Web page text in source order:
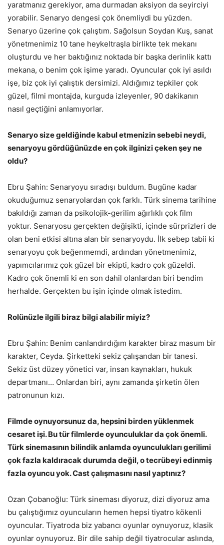
yaratmanız gerekiyor, ama durmadan aksiyon da seyirciyi
yorabilir. Senaryo dengesi çok önemliydi bu yüzden.
Senaryo üzerine çok çalıştım. Sağolsun Soydan Kuş, sanat
yönetmenimiz 10 tane heykeltraşla birlikte tek mekanı
oluşturdu ve her baktığınız noktada bir başka derinlik kattı
mekana, o benim çok işime yaradı. Oyuncular çok iyi asıldı
işe, biz çok iyi çalıştık dersimizi. Aldığımız tepkiler çok
güzel, filmi montajda, kurguda izleyenler, 90 dakikanın
nasıl geçtiğini anlamıyorlar.
Senaryo size geldiğinde kabul etmenizin sebebi neydi,
senaryoyu gördüğünüzde en çok ilginizi çeken şey ne
oldu?
Ebru Şahin: Senaryoyu sıradışı buldum. Bugüne kadar
okuduğumuz senaryolardan çok farklı. Türk sinema tarihine
bakıldığı zaman da psikolojik-gerilim ağırlıklı çok film
yoktur. Senaryosu gerçekten değişikti, içinde sürprizleri de
olan beni etkisi altına alan bir senaryoydu. İlk sebep tabii ki
senaryoyu çok beğenmemdi, ardından yönetmenimiz,
yapımcılarımız çok güzel bir ekipti, kadro çok güzeldi.
Kadro çok önemli ki en son dahil olanlardan biri bendim
herhalde. Gerçekten bu işin içinde olmak istedim.
Rolünüzle ilgili biraz bilgi alabilir miyiz?
Ebru Şahin: Benim canlandırdığım karakter biraz masum bir
karakter, Ceyda. Şirketteki sekiz çalışandan bir tanesi.
Sekiz üst düzey yönetici var, insan kaynakları, hukuk
departmanı… Onlardan biri, aynı zamanda şirketin ölen
patronunun kızı.
Filmde oynuyorsunuz da, hepsini birden yüklenmek
cesaret işi. Bu tür filmlerde oyunculuklar da çok önemli.
Türk sinemasının bilindik anlamda oyunculukları gerilimi
çok fazla kaldıracak durumda değil, o tecrübeyi edinmiş
fazla oyuncu yok. Cast çalışmasını nasıl yaptınız?
Ozan Çobanoğlu: Türk sineması diyoruz, dizi diyoruz ama
bu çalıştığımız oyuncuların hemen hepsi tiyatro kökenli
oyuncular. Tiyatroda biz yabancı oyunlar oynuyoruz, klasik
oyunlar oynuyoruz. Bir dile sahip değil tiyatrocular aslında,